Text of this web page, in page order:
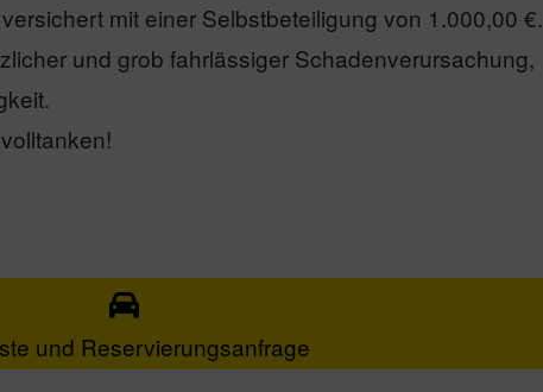
mit einer Selbstbeteiligung von 1.000,00 €.
und grob fahrlässiger Schadenverursachung,
und Reservierungsanfrage